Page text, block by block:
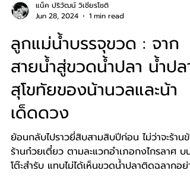
แน็ค ปริวัฒน์ วิเชียรโชติ
Jun 28, 2024
1 min read
ลูกแม่น้ำบรรจุขวด : จาก
สายน้ำสู่ขวดน้ำปลา น้ำปลา
สุโขทัยของน้านวลและน้า
เด็ดดวง